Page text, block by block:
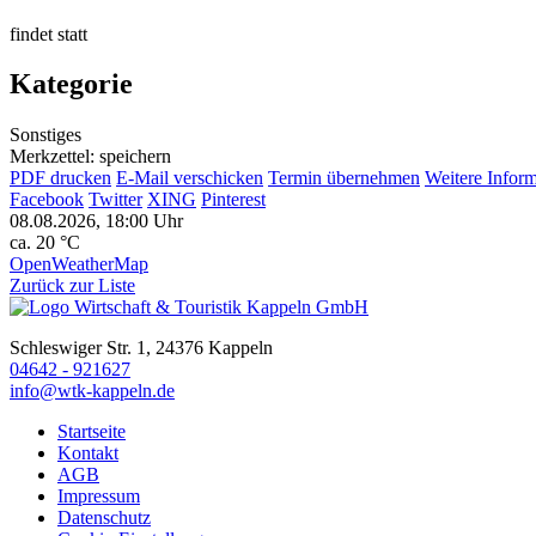
findet statt
Kategorie
Sonstiges
Merkzettel: speichern
PDF drucken E-Mail verschicken Termin übernehmen Weitere
Facebook Twitter XING Pinterest
08.08.2026, 18:00 Uhr
ca. 20 °C
OpenWeatherMap
Zurück zur Liste
Schleswiger Str. 1, 24376 Kappeln
04642 - 921627
info@wtk-kappeln.de
Startseite
Kontakt
AGB
Impressum
Datenschutz